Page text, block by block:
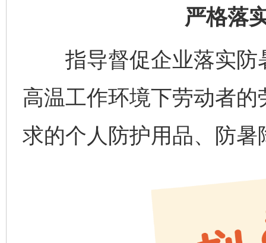
严格落
指导督促企业落实防
高温工作环境下劳动者
求的个人防护用品、防